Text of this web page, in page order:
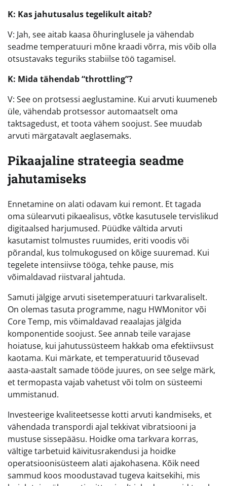
K: Kas jahutusalus tegelikult aitab?
V: Jah, see aitab kaasa õhuringlusele ja vähendab
seadme temperatuuri mõne kraadi võrra, mis võib olla
otsustavaks teguriks stabiilse töö tagamisel.
K: Mida tähendab “throttling”?
V: See on protsessi aeglustamine. Kui arvuti kuumeneb
üle, vähendab protsessor automaatselt oma
taktsagedust, et toota vähem soojust. See muudab
arvuti märgatavalt aeglasemaks.
Pikaajaline strateegia seadme
jahutamiseks
Ennetamine on alati odavam kui remont. Et tagada
oma sülearvuti pikaealisus, võtke kasutusele tervislikud
digitaalsed harjumused. Püüdke vältida arvuti
kasutamist tolmustes ruumides, eriti voodis või
põrandal, kus tolmukogused on kõige suuremad. Kui
tegelete intensiivse tööga, tehke pause, mis
võimaldavad riistvaral jahtuda.
Samuti jälgige arvuti sisetemperatuuri tarkvaraliselt.
On olemas tasuta programme, nagu HWMonitor või
Core Temp, mis võimaldavad reaalajas jälgida
komponentide soojust. See annab teile varajase
hoiatuse, kui jahutussüsteem hakkab oma efektiivsust
kaotama. Kui märkate, et temperatuurid tõusevad
aasta-aastalt samade tööde juures, on see selge märk,
et termopasta vajab vahetust või tolm on süsteemi
ummistanud.
Investeerige kvaliteetsesse kotti arvuti kandmiseks, et
vähendada transpordi ajal tekkivat vibratsiooni ja
mustuse sissepääsu. Hoidke oma tarkvara korras,
vältige tarbetuid käivitusrakendusi ja hoidke
operatsioonisüsteem alati ajakohasena. Kõik need
sammud koos moodustavad tugeva kaitsekihi, mis